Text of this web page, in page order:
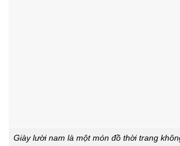
Giày lười nam là một món đồ thời trang